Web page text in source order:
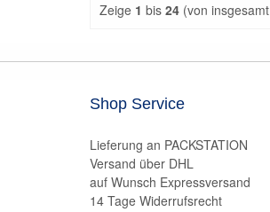
Zeige 1 bis 24 (von insgesamt
Shop Service
Lieferung an PACKSTATION
Versand über DHL
auf Wunsch Expressversand
14 Tage Widerrufsrecht